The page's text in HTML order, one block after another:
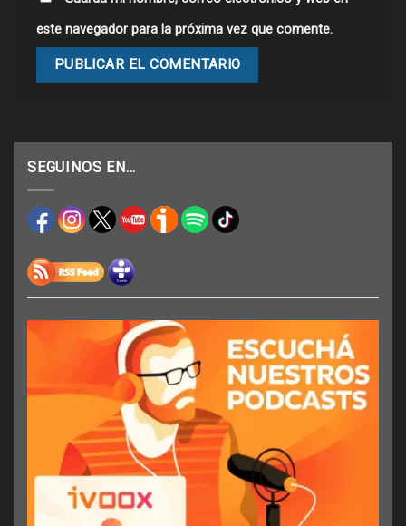
este navegador para la próxima vez que comente.
SEGUINOS EN…